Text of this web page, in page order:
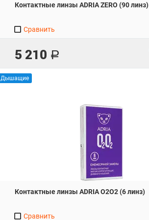
Контактные линзы ADRIA ZERO (90 линз)
5 210 Р
Сравнить
Дышащие
Контактные линзы ADRIA O2O2 (6 линз)
Сравнить